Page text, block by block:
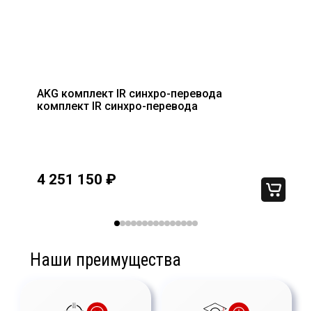
AKG комплект IR синхро-перевода
комплект IR синхро-перевода
4 251 150 ₽
Наши преимущества